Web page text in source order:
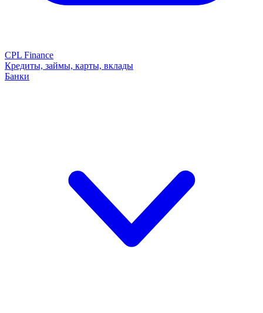
CPL Finance
Кредиты, займы, карты, вклады
Банки